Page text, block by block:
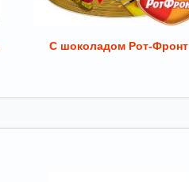
С шоколадом Рот-Фронт